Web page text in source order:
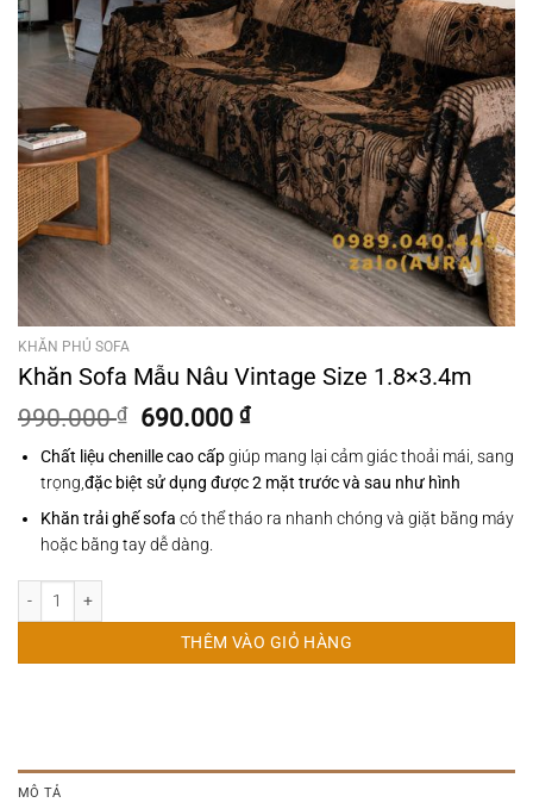
KHĂN PHỦ SOFA
Khăn Sofa Mẫu Nâu Vintage Size 1.8×3.4m
990.000₫
Giá
là:
990.000 ₫.
690.000₫Giá
tại
là:
690.000 ₫.
Chất liệu chenille cao cấpgiúp mang lại cảm giác thoải mái, sang
trọng, đặc biệt sử dụng được 2 mặt trước và sau như hình
Khăn trải ghế sofa có thể tháo ra nhanh chóng và giặt bằng máy
hoặc bằng tay dễ dàng.
THÊM VÀO GIỎ HÀNG
MÔ TẢ